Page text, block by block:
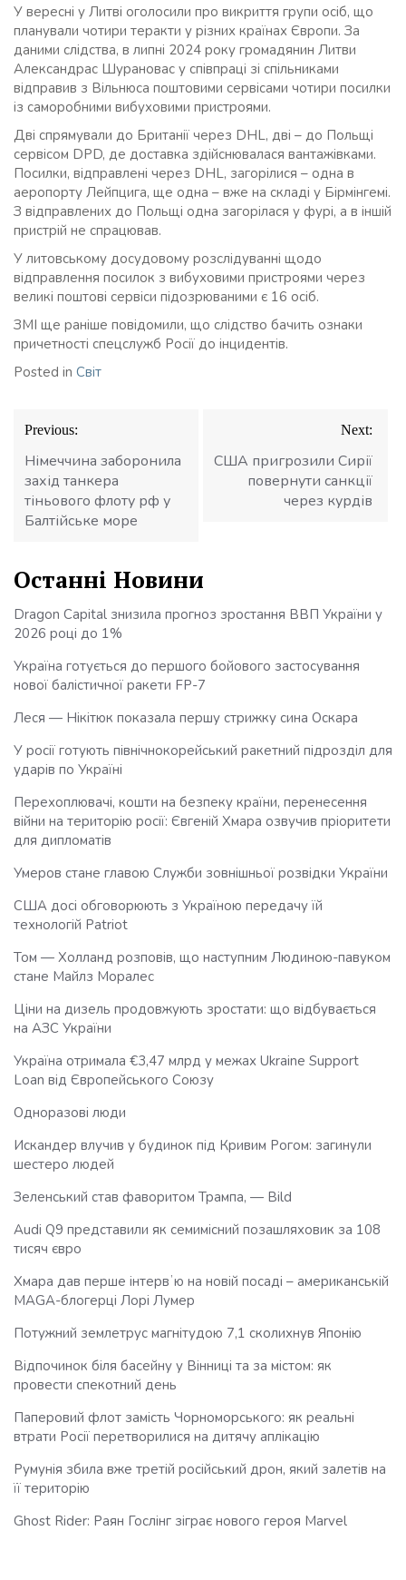
У вересні у Литві оголосили про викриття групи осіб, що
планували чотири теракти у різних країнах Європи. За
даними слідства, в липні 2024 року громадянин Литви
Александрас Шурановас у співпраці зі спільниками
відправив з Вільнюса поштовими сервісами чотири посилки
із саморобними вибуховими пристроями.
Дві спрямували до Британії через DHL, дві – до Польщі
сервісом DPD, де доставка здійснювалася вантажівками.
Посилки, відправлені через DHL, загорілися – одна в
аеропорту Лейпцига, ще одна – вже на складі у Бірмінгемі.
З відправлених до Польщі одна загорілася у фурі, а в іншій
пристрій не спрацював.
У литовському досудовому розслідуванні щодо
відправлення посилок з вибуховими пристроями через
великі поштові сервіси підозрюваними є 16 осіб.
ЗМІ ще раніше повідомили, що слідство бачить ознаки
причетності спецслужб Росії до інцидентів.
Posted in Світ
Навігація
записів
Previous:
Німеччина заборонила
захід танкера
тіньового флоту рф у
Балтійське море
Next:
США пригрозили Сирії
повернути санкції
через курдів
Останні Новини
Dragon Capital знизила прогноз зростання ВВП України у
2026 році до 1%
Україна готується до першого бойового застосування
нової балістичної ракети FP-7
Леся — Нікітюк показала першу стрижку сина Оскара
У росії готують північнокорейський ракетний підрозділ для
ударів по Україні
Перехоплювачі, кошти на безпеку країни, перенесення
війни на територію росії: Євгеній Хмара озвучив пріоритети
для дипломатів
Умеров стане главою Служби зовнішньої розвідки України
США досі обговорюють з Україною передачу їй
технологій Patriot
Том — Холланд розповів, що наступним Людиною-павуком
стане Майлз Моралес
Ціни на дизель продовжують зростати: що відбувається
на АЗС України
Україна отримала €3,47 млрд у межах Ukraine Support
Loan від Європейського Союзу
Одноразові люди
Искандер влучив у будинок під Кривим Рогом: загинули
шестеро людей
Зеленський став фаворитом Трампа, — Bild
Audi Q9 представили як семимісний позашляховик за 108
тисяч євро
Хмара дав перше інтервʼю на новій посаді – американській
MAGA-блогерці Лорі Лумер
Потужний землетрус магнітудою 7,1 сколихнув Японію
Відпочинок біля басейну у Вінниці та за містом: як
провести спекотний день
Паперовий флот замість Чорноморського: як реальні
втрати Росії перетворилися на дитячу аплікацію
Румунія збила вже третій російський дрон, який залетів на
її територію
Ghost Rider: Раян Гослінг зіграє нового героя Marvel